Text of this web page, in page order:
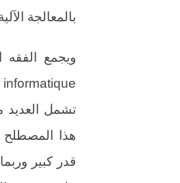
بالمعالجة
تشمل العديد
هذا
قدر كبير